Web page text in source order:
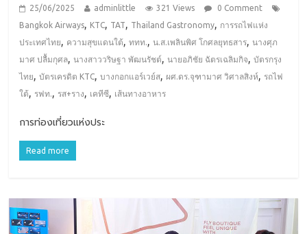
25/06/2025 adminlittle 321 Views
0 Comment
Bangkok Airways, KTC, TAT, Thailand Gastronomy, การรถไฟแห่ง
ประเทศไทย, ความสุขแดนใต้,ททท.,น.ส.เพลินพิศ โกศลยุทธสาร,นางศุภ
มาศ ปลื้มกุศล,นางสาววริษฐา พัฒนรัชต์,นายอภิชัย ฉัตรเฉลิมกิจ,บัตรกรุง
ไทย,บัตรเครดิต KTC,บางกอกแอร์เวย์ส,ผศ.ดร.จุฑามาศ วิศาลสิงห์, รถไฟ
ใต้, รฟท., รส+ราง, เคทีซี, เส้นทางอาหาร
การท่องเที่ยวแห่งประ
Read more